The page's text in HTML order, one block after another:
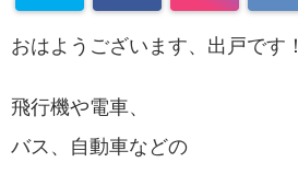
おはようございます、出戸です！
飛行機や電車、
バス、自動車などの